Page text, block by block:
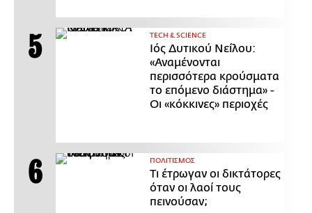
ΤECH & SCIENCE
Ιός Δυτικού Νείλου:
«Αναμένονται
περισσότερα κρούσματα
το επόμενο διάστημα» -
Οι «κόκκινες» περιοχές
ΠΟΛΙΤΙΣΜΟΣ
Τι έτρωγαν οι δικτάτορες
όταν οι λαοί τους
πεινούσαν;